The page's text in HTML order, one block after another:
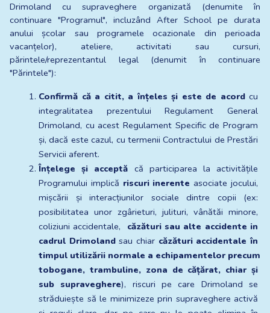
Drimoland cu supraveghere organizată (denumite în
continuare "Programul", incluzând After School pe durata
anului școlar sau programele ocazionale din perioada
vacanțelor), ateliere, activitati sau cursuri,
părintele/reprezentantul legal (denumit în continuare
"Părintele"):
Confirmă că a citit, a înțeles și este de acord cu
integralitatea prezentului Regulament General
Drimoland, cu acest Regulament Specific de Program
și, dacă este cazul, cu termenii Contractului de Prestări
Servicii aferent.
Înțelege și acceptă că participarea la activitățile
Programului implică riscuri inerente asociate jocului,
mișcării și interacțiunilor sociale dintre copii (ex:
posibilitatea unor zgârieturi, julituri, vânătăi minore,
coliziuni accidentale,
căzături sau alte accidente in
cadrul Drimoland sau chiar căzături accidentale în
timpul utilizării normale a echipamentelor precum
tobogane, trambuline, zona de cățărat, chiar și
sub supraveghere), riscuri pe care Drimoland se
străduiește să le minimizeze prin supraveghere activă